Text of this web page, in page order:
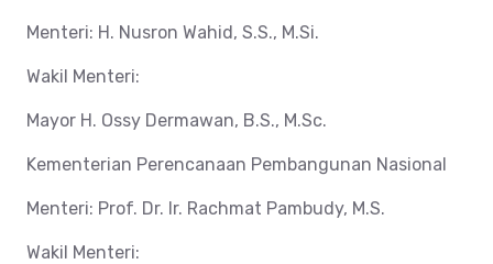
Menteri: H. Nusron Wahid, S.S., M.Si.
Wakil Menteri:
Mayor H. Ossy Dermawan, B.S., M.Sc.
Kementerian Perencanaan Pembangunan Nasional
Menteri: Prof. Dr. Ir. Rachmat Pambudy, M.S.
Wakil Menteri: